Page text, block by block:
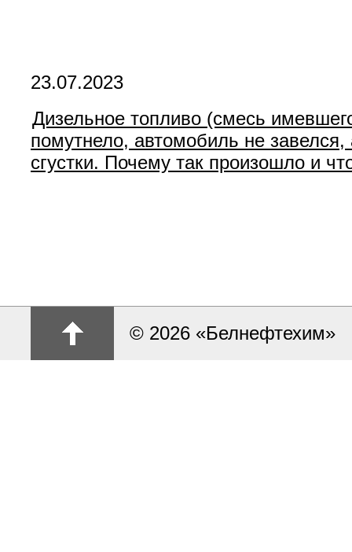
23.07.2023
Дизельное топливо (смесь
помутнело, автомобиль не
сгустки. Почему так произошло и
© 2026 «Белнефтехим»